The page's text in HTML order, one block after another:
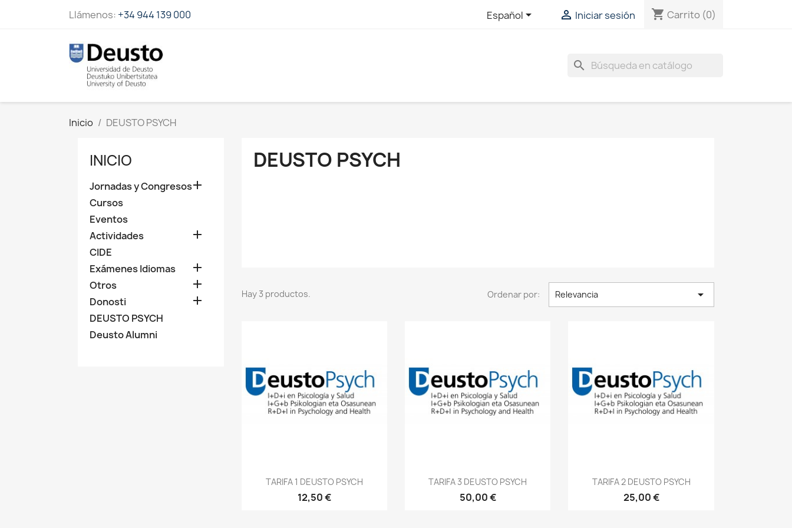
Llámenos: +34 944 139 000 Español  Iniciar sesión shopping_cart Carrito (0)
search
Inicio DEUSTO PSYCH
INICIO
Jornadas y Congresos
Cursos
Eventos
Actividades

CIDE
Exámenes Idiomas

Otros 
Donosti 
DEUSTO PSYCH
Deusto Alumni
DEUSTO PSYCH
Hay 3 productos. Ordenar por: Relevancia 
 Vista rápida
TARIFA 1 DEUSTO PSYCH
12,50 €
 Vista rápida
TARIFA 3 DEUSTO PSYCH
50,00 €
 Vista rápida
TARIFA 2 DEUSTO PSYCH
25,00 €